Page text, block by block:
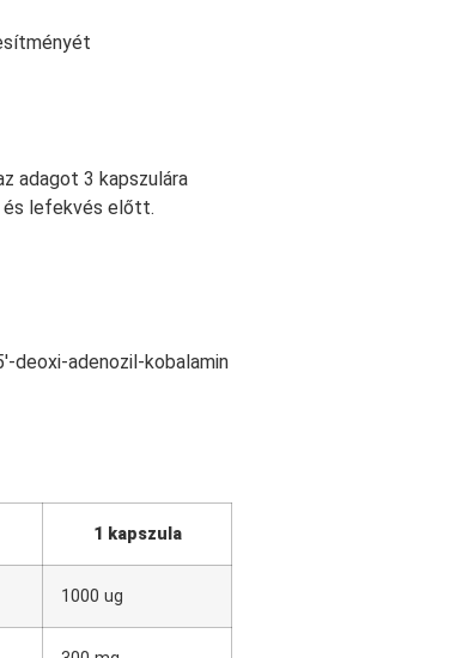
adagot 3 kapszulára
és lefekvés előtt.
deoxi-adenozil-kobalamin
1 kapszula
1000 ug